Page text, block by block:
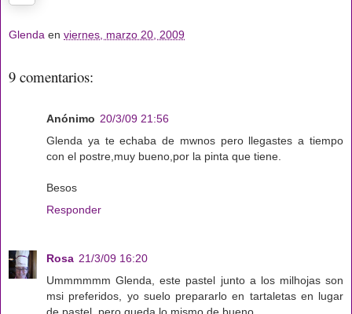
Glenda en viernes, marzo 20, 2009
9 comentarios:
Anónimo 20/3/09 21:56
Glenda ya te echaba de mwnos pero llegastes a tiempo
con el postre,muy bueno,por la pinta que tiene.
Besos
Responder
Rosa 21/3/09 16:20
Ummmmmm Glenda, este pastel junto a los milhojas son
msi preferidos, yo suelo prepararlo en tartaletas en lugar
de pastel, pero queda lo mismo de bueno.